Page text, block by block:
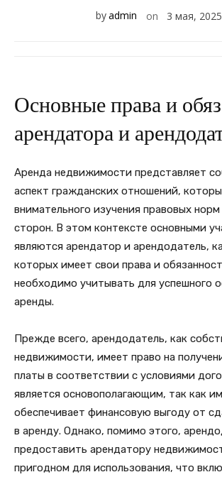
byadmin on 3 мая, 2025
Основные права и
арендатора и
Аренда недвижимости представляет
аспект гражданских отношений,
внимательного изучения правовых
сторон. В этом контексте основными
являются арендатор и арендодатель,
которых имеет свои права и
необходимо учитывать для успешного
аренды.
Прежде всего, арендодатель, как
недвижимости, имеет право на
платы в соответствии с условиями
является основополагающим, так как
обеспечивает финансовую выгоду от
в аренду. Однако, помимо этого,
предоставить арендатору
пригодном для использования, что